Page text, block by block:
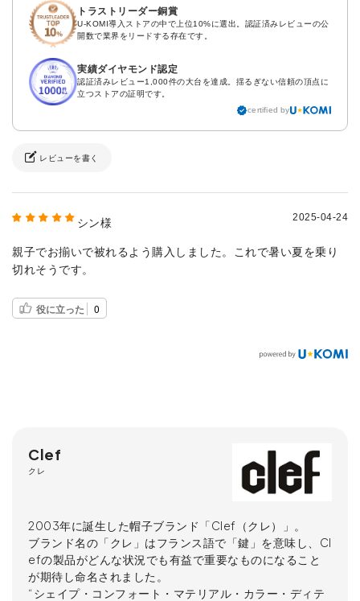
トラストリーダー銅賞
U-KOMI導入ストアの中で上位10%に選出。認証済みレビューの公
開数で業界をリードする存在です。
実績ダイヤモンド認定
認証済みレビュー1,000件の大台を達成。揺るぎない信頼の頂点に
立つストアの証明です。
certified by
レビューを書く
シン様 2025-04-24
親子でお揃いで被れるよう購入しました。これで暑い夏を乗り
切れそうです。
役に立った 0
Clef
クレ
2003年に誕生した帽子ブランド「Clef（クレ）」。
ブランド名の「クレ」はフランス語で「鍵」を意味し、Cl
efの製品がどんな状況でも有益で重要なものになること
が期待し命名されました。
“シェイプ・コンフォート・マテリアル・カラー・ディテ